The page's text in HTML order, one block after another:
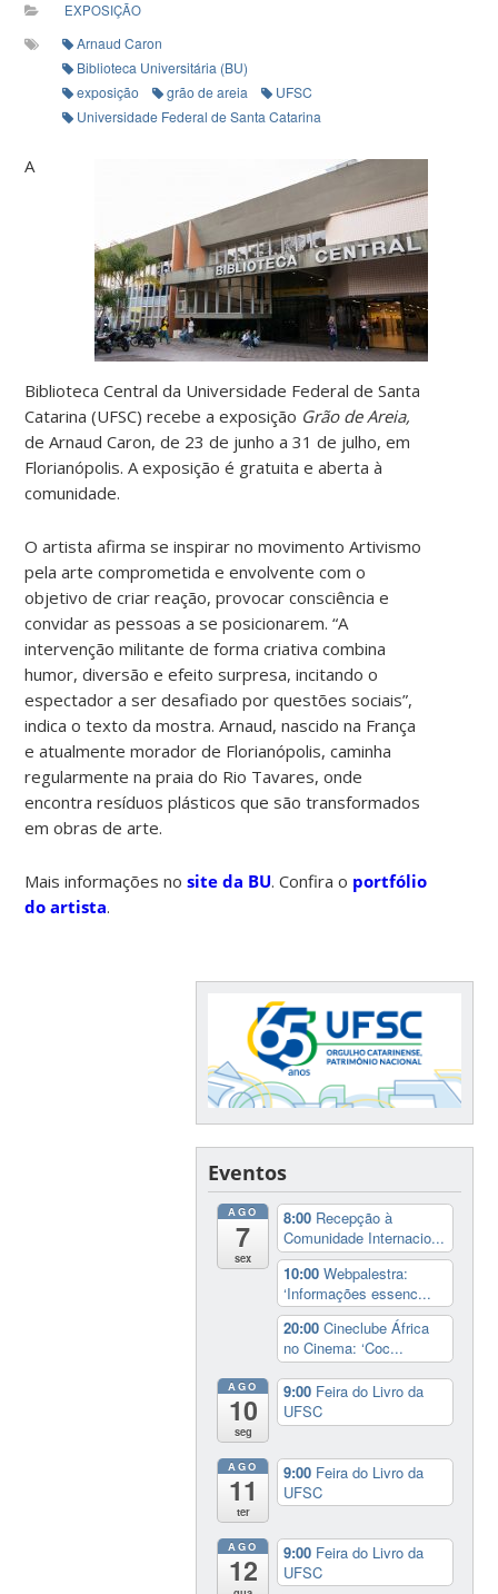
EXPOSIÇÃO
Arnaud Caron
Biblioteca Universitária (BU)
exposição
grão de areia
UFSC
Universidade Federal de Santa Catarina
A
Biblioteca Central da Universidade Federal de Santa
Catarina (UFSC) recebe a exposição Grão de Areia,
de Arnaud Caron, de 23 de junho a 31 de julho, em
Florianópolis. A exposição é gratuita e aberta à
comunidade.
O artista afirma se inspirar no movimento Artivismo
pela arte comprometida e envolvente com o
objetivo de criar reação, provocar consciência e
convidar as pessoas a se posicionarem. “A
intervenção militante de forma criativa combina
humor, diversão e efeito surpresa, incitando o
espectador a ser desafiado por questões sociais”,
indica o texto da mostra. Arnaud, nascido na França
e atualmente morador de Florianópolis, caminha
regularmente na praia do Rio Tavares, onde
encontra resíduos plásticos que são transformados
em obras de arte.
Mais informações no site da BU. Confira o portfólio
do artista.
Eventos
AGO
7
sex
8:00 Recepção à
Comunidade Internacio...
10:00Webpalestra:
‘Informações essenc...
20:00Cineclube África
no Cinema: ‘Coc...
AGO
10
seg
9:00 Feira do Livro da
UFSC
AGO
11
ter
9:00 Feira do Livro da
UFSC
AGO
12
9:00 Feira do Livro da
UFSC